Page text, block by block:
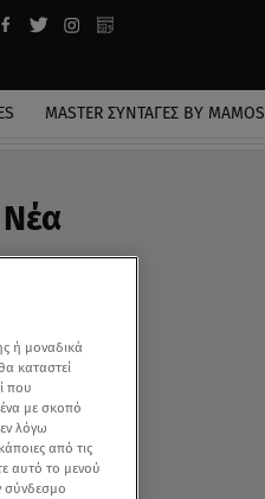
MASTER ΣΥΝΤΑΓΈΣ BY MAMOS
ή μοναδικά
καταστεί
που
με σκοπό
λόγω
από τις
αυτό το μενού
σύνδεσμο